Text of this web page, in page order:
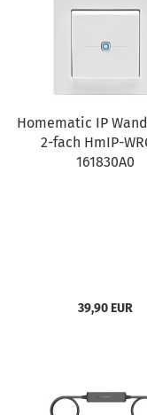
Homematic IP
2-fach HmIP-
161830A0
39,90 EUR